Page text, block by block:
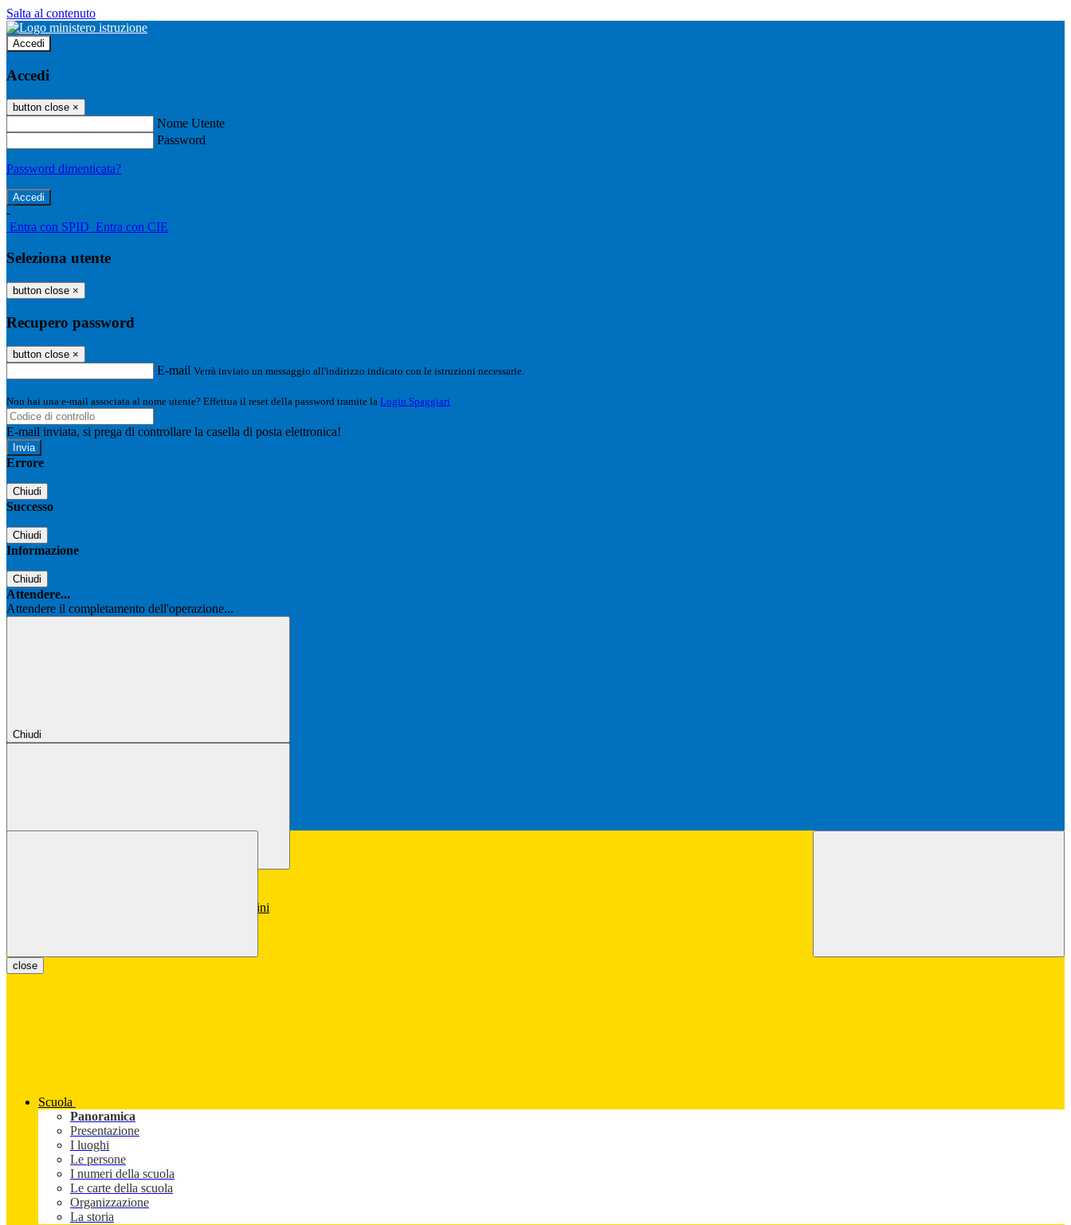
Salta al contenuto
Accedi
Accedi
button close ×
Nome Utente
Password
Password dimenticata?
-
Entra con SPID Entra con CIE
Seleziona utente
button close ×
Recupero password
button close ×
E-mail Verrà inviato un messaggio all'indirizzo indicato con le istruzioni necessarie.
Non hai una e-mail associata al nome utente? Effettua il reset della password tramite la Login Spaggiari
E-mail inviata, si prega di controllare la casella di posta elettronica!
Errore
Chiudi
Successo
Chiudi
Informazione
Chiudi
Attendere...
Attendere il completamento dell'operazione...
Chiudi
close
Scuola
Panoramica
Presentazione
I luoghi
Le persone
I numeri della scuola
Le carte della scuola
Organizzazione
La storia